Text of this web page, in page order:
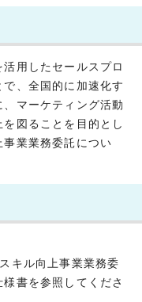
用したセールスプロ
、全国的に加速化す
マーケティング活動
図ることを目的とし
業業務委託につい
キル向上事業業務委
書を参照してくださ